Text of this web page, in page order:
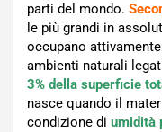
parti del mondo.
le più grandi in
occupano
ambienti naturali
3% della superficie
nasce quando il
condizione di umidità